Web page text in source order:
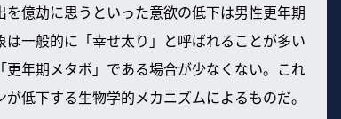
億劫に思うといった意欲の低下は男性更年期
一般的に「幸せ太り」と呼ばれることが多い
年期メタボ」である場合が少なくない。これ
低下する生物学的メカニズムによるものだ。